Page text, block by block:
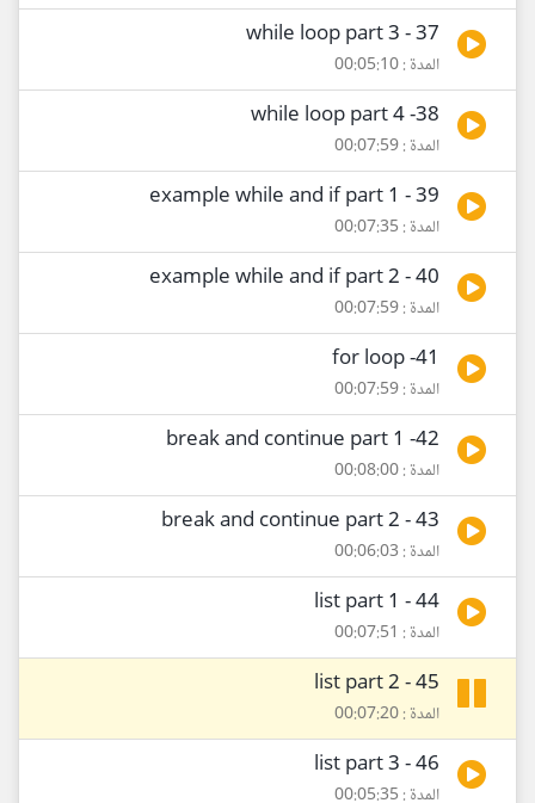
37 - while loop part 3
المدة : 00:05:10
38- while loop part 4
المدة : 00:07:59
39 - example while and if part 1
المدة : 00:07:35
40 - example while and if part 2
المدة : 00:07:59
41- for loop
المدة : 00:07:59
42- break and continue part 1
المدة : 00:08:00
43 - break and continue part 2
المدة : 00:06:03
44 - list part 1
المدة : 00:07:51
45 - list part 2
المدة : 00:07:20
46 - list part 3
المدة : 00:05:35